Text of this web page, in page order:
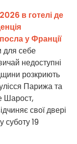
в готелі де
у Франції
для себе
недоступні
розкриють
Парижа та
Шарост,
свої двері
суботу 19